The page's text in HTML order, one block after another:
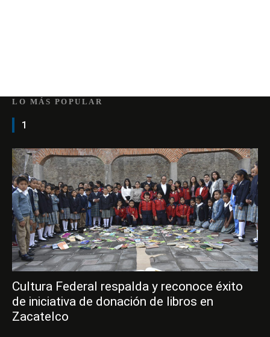
LO MÁS POPULAR
1
Cultura Federal respalda y reconoce éxito
de iniciativa de donación de libros en
Zacatelco